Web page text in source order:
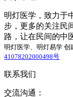
明灯医学，致力于
步，更多的关注民
路，让在民间的中
明灯医学、明灯易学 创
41078202000498号
联系我们
交流沟通：